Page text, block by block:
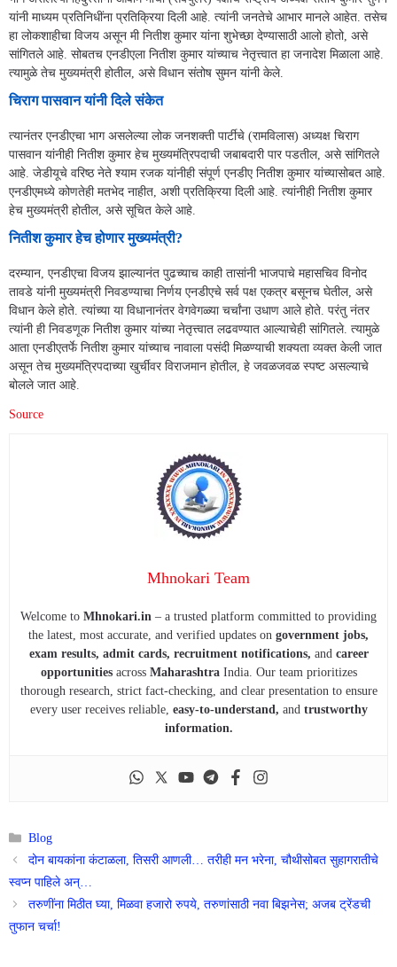
यांनी माध्यम प्रतिनिधींना प्रतिक्रिया दिली आहे. त्यांनी जनतेचे आभार मानले आहेत. तसेच
हा लोकशाहीचा विजय असून मी नितीश कुमार यांना शुभेच्छा देण्यासाठी आलो होतो, असे
सांगितले आहे. सोबतच एनडीएला नितीश कुमार यांच्याच नेतृत्त्वात हा जनादेश मिळाला आहे.
त्यामुळे तेच मुख्यमंत्री होतील, असे विधान संतोष सुमन यांनी केले.
चिराग पासवान यांनी दिले संकेत
त्यानंतर एनडीएचा भाग असलेल्या लोक जनशक्ती पार्टीचे (रामविलास) अध्यक्ष चिराग
पासवान यांनीही नितीश कुमार हेच मुख्यमंत्रिपदाची जबाबदारी पार पडतील, असे सांगितले
आहे. जेडीयूचे वरिष्ठ नेते श्याम रजक यांनीही संपूर्ण एनडीए नितीश कुमार यांच्यासोबत आहे.
एनडीएमध्ये कोणतेही मतभेद नाहीत, अशी प्रतिक्रिया दिली आहे. त्यांनीही नितीश कुमार
हेच मुख्यमंत्री होतील, असे सूचित केले आहे.
नितीश कुमार हेच होणार मुख्यमंत्री?
दरम्यान, एनडीएचा विजय झाल्यानंत पुढच्याच काही तासांनी भाजपाचे महासचिव विनोद
तावडे यांनी मुख्यमंत्री निवडण्याचा निर्णय एनडीएचे सर्व पक्ष एकत्र बसूनच घेतील, असे
विधान केले होते. त्यांच्या या विधानानंतर वेगवेगळ्या चर्चांना उधाण आले होते. परंतु नंतर
त्यांनी ही निवडणूक नितीश कुमार यांच्या नेतृत्त्वात लढवण्यात आल्याचेही सांगितले. त्यामुळे
आता एनडीएतर्फे नितीश कुमार यांच्याच नावाला पसंदी मिळण्याची शक्यता व्यक्त केली जात
असून तेच मुख्यमंत्रिपदाच्या खुर्चीवर विराजमान होतील, हे जवळजवळ स्पष्ट असल्याचे
बोलले जात आहे.
Source
Mhnokari Team
Welcome to Mhnokari.in – a trusted platform committed to providing
the latest, most accurate, and verified updates on government jobs,
exam results, admit cards, recruitment notifications, and career
opportunitiesacross MaharashtraIndia. Our team prioritizes
thorough research, strict fact-checking, and clear presentation to ensure
every user receives reliable, easy-to-understand, and trustworthy
information.
Categories
Blog
दोन बायकांना कंटाळला, तिसरी आणली… तरीही मन भरेना, चौथीसोबत सुहागरातीचे
स्वप्न पाहिले अन्…
तरुणींना मिठीत घ्या, मिळवा हजारो रुपये, तरुणांसाठी नवा बिझनेस; अजब ट्रेंडची
तुफान चर्चा!